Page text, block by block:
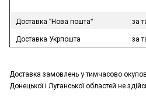
Доставка "Нова пошта"
за
Доставка Укрпошта
за
Доставка замовлень у тимчасово
Донецької і Луганської областей не